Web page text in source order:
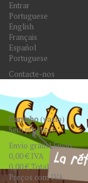
Entrar
Portuguese
English
Français
Español
Portuguese
Contacte-nos
Carrinho(vazio)
Sem produtos
Envio grátis!Envio
0,00 € IVA
0,00 €Total
Preços com IVA